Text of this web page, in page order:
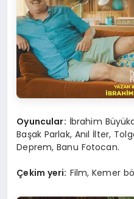
Oyuncular: İbrahim
Başak Parlak, Anıl İlter,
Deprem, Banu Fotocan.
Çekim yeri: Film, Kemer